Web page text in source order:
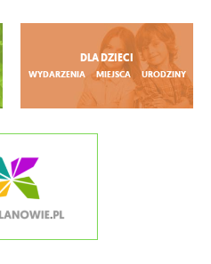
DLA DZIECI
WYDARZENIA MIEJSCA URODZINY